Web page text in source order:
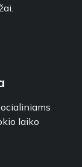
laiko